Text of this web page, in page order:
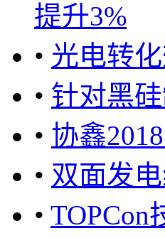
提升3%
• 光电转
• 针对黑
• 协鑫
• 双面发
• TOPCon